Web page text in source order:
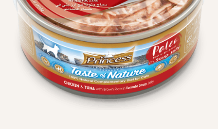
Τσάντες μεταφοράς
Επικοινωνία
Φροντίδα – Είδη Υγιεινής